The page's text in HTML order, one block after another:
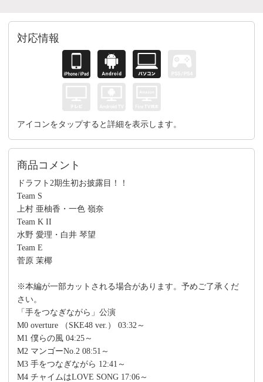
対応情報
アイコンをタップすると詳細を表示します。
商品コメント
ドラフト2期生初お披露目！！
Team S
上村 亜柚香・一色 嶺奈
Team K II
水野 愛理・白井 琴望
Team E
菅原 茉椰
※本編が一部カットされる場合があります。予めご了承くだ
さい。
「手をつなぎながら」公演
M0 overture （SKE48 ver.） 03:32～
M1 僕らの風 04:25～
M2 マンゴーNo.2 08:51～
M3 手をつなぎながら 12:41～
M4 チャイムはLOVE SONG 17:06～